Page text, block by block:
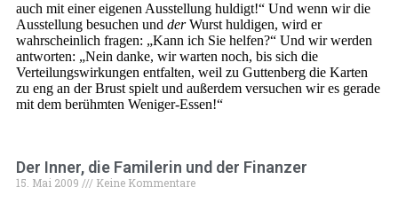
auch mit einer eigenen Ausstellung huldigt!“ Und wenn wir die
Ausstellung besuchen und derWurst huldigen, wird er
wahrscheinlich fragen: „Kann ich Sie helfen?“ Und wir werden
antworten: „Nein danke, wir warten noch, bis sich die
Verteilungswirkungen entfalten, weil zu Guttenberg die Karten
zu eng an der Brust spielt und außerdem versuchen wir es gerade
mit dem berühmten Weniger-Essen!“
Der Inner, die Familerin und der Finanzer
15. Mai 2009 Keine Kommentare